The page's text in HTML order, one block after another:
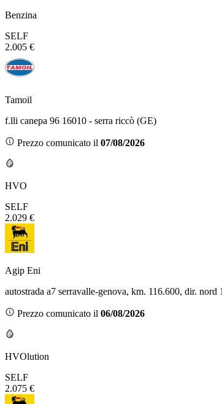
Benzina
SELF
2.005 €
Tamoil
f.lli canepa 96 16010 - serra riccò (GE)
Prezzo comunicato il 07/08/2026
HVO
SELF
2.029 €
Agip Eni
autostrada a7 serravalle-genova, km. 116.600, dir.
Prezzo comunicato il 06/08/2026
HVOlution
SELF
2.075 €